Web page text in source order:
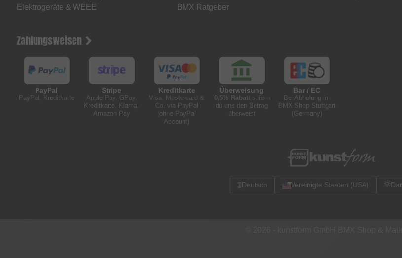
Elektrogeräte & WEEE
BMX Ratgeber
Zahlungsweisen
PayPal
PayPal, Kreditkarte
Stripe
Apple Pay, GPay,
Kreditkarte, Klarna,
Amazon Pay
Kreditkarte
Visa, Mastercard &
Co. via PayPal
(ohne PayPal
Account)
Überweisung
0,5% Rabattsofern
du uns den Betrag
überweist
Bar / EC
Bei Abholung im
BMX Shop Stuttgart
(Germany)
🌐Deutsch Vereinigte Staaten (USA)